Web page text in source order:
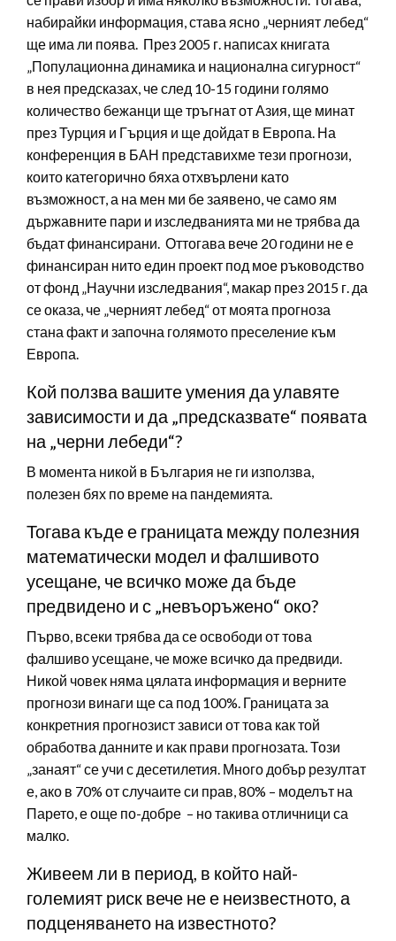
набирайки информация, става ясно „черният лебед“
ще има ли поява. През 2005 г. написах книгата
„Популационна динамика и национална сигурност“
в нея предсказах, че след 10-15 години голямо
количество бежанци ще тръгнат от Азия, ще минат
през Турция и Гърция и ще дойдат в Европа. На
конференция в БАН представихме тези прогнози,
които категорично бяха отхвърлени като
възможност, а на мен ми бе заявено, че само ям
държавните пари и изследванията ми не трябва да
бъдат финансирани. Оттогава вече 20 години не е
финансиран нито един проект под мое ръководство
от фонд „Научни изследвания“, макар през 2015 г. да
се оказа, че „черният лебед“ от моята прогноза
стана факт и започна голямото преселение към
Европа.
Кой ползва вашите умения да улавяте
зависимости и да „предсказвате“ появата
на „черни лебеди“?
В момента никой в България не ги използва,
полезен бях по време на пандемията.
Тогава къде е границата между полезния
математически модел и фалшивото
усещане, че всичко може да бъде
предвидено и с „невъоръжено“ око?
Първо, всеки трябва да се освободи от това
фалшиво усещане, че може всичко да предвиди.
Никой човек няма цялата информация и верните
прогнози винаги ще са под 100%. Границата за
конкретния прогнозист зависи от това как той
обработва данните и как прави прогнозата. Този
„занаят“ се учи с десетилетия. Много добър резултат
е, ако в 70% от случаите си прав, 80% – моделът на
Парето, е още по-добре – но такива отличници са
малко.
Живеем ли в период, в който най-
големият риск вече не е неизвестното, а
подценяването на известното?